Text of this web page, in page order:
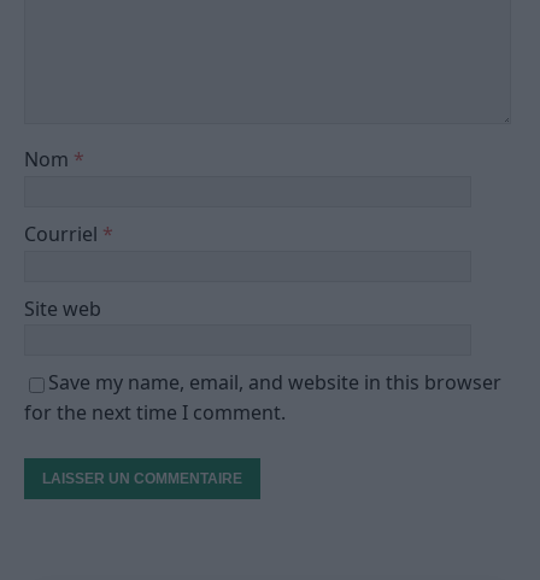
Nom *
Courriel *
Site web
Save my name, email, and website in this browser
for the next time I comment.